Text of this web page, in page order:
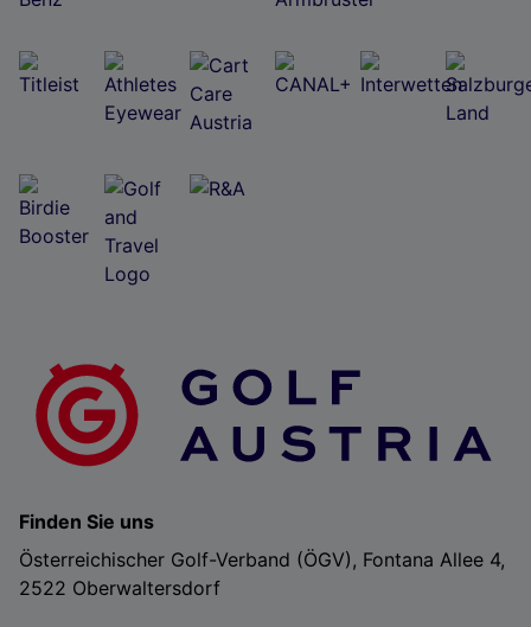
Finden Sie uns
Österreichischer Golf-Verband (ÖGV), Fontana Allee 4,
2522 Oberwaltersdorf